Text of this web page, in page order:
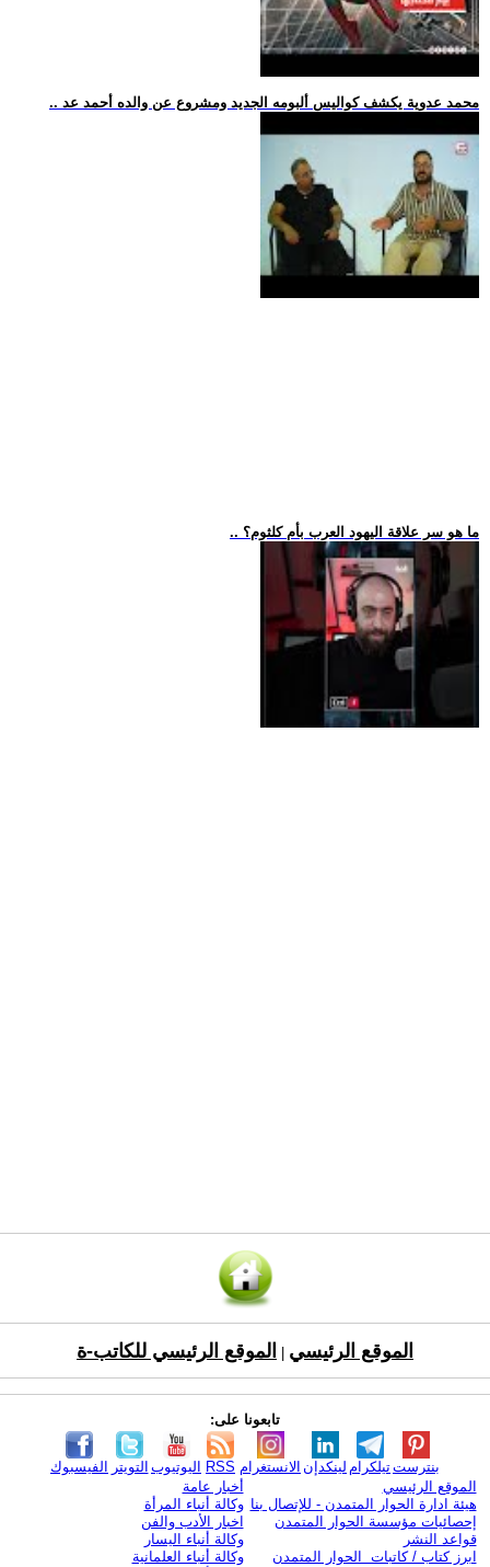
.. محمد عدوية يكشف كواليس ألبومه الجديد ومشروع عن والده أحمد عد
.. ما هو سر علاقة اليهود العرب بأم كلثوم؟
الموقع الرئيسي الموقع الرئيسي للكاتب-ة
تابعونا على:
الفيسبوك التويتر اليوتيوب RSS الانستغرام لينكدإن تيلكرامبنترست
الموقع الرئيسي
هيئة ادارة الحوار المتمدن - للإتصال بنا
إحصائيات مؤسسة الحوار المتمدن
قواعد النشر
ابرز كتاب / كاتبات الحوار المتمدن
أخبار عامة
وكالة أنباء المرأة
اخبار الأدب والفن
وكالة أنباء اليسار
وكالة أنباء العلمانية